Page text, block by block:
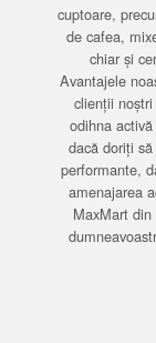
cuptoare,
de cafea,
chiar și
Avantajele
clienții
odihna
dacă doriți
performante,
amenajarea
MaxMart